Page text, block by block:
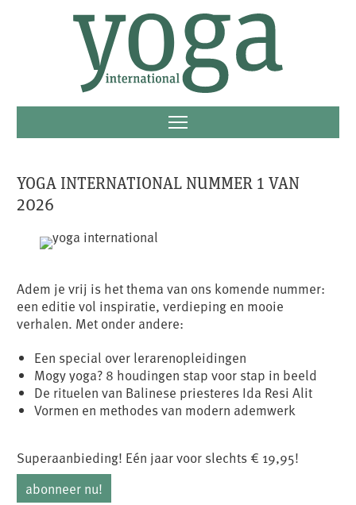
YOGA INTERNATIONAL NUMMER 1 VAN
2026
Adem je vrij is het thema van ons komende nummer:
een editie vol inspiratie, verdieping en mooie
verhalen. Met onder andere:
Een special over lerarenopleidingen
Mogy yoga? 8 houdingen stap voor stap in beeld
De rituelen van Balinese priesteres Ida Resi Alit
Vormen en methodes van modern ademwerk
Superaanbieding! Eén jaar voor slechts € 19,95!
abonneer nu!